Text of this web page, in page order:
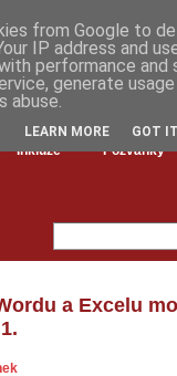
Inkluze Pozvánky
a Excelu
from Google to
IP address and
performance
generate
abuse.
LEARN MORE GOT IT